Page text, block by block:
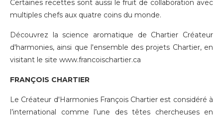
Certaines recettes sont aussi le fruit de collaboration avec
multiples chefs aux quatre coins du monde.
Découvrez la science aromatique de Chartier Créateur
d'harmonies, ainsi que l'ensemble des projets Chartier, en
visitant le site www.francoischartier.ca
FRANÇOIS CHARTIER
Le Créateur d'Harmonies François Chartier est considéré à
l’international comme l’une des têtes chercheuses en